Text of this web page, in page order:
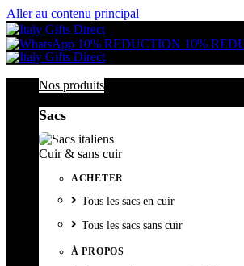
Aller au contenu principal
10% REDUCTION 10%
Nos produits
Sacs
Cuir & sans cuir
ACHETER
Tous les sacs en cuir
Tous les sacs sans cuir
À PROPOS